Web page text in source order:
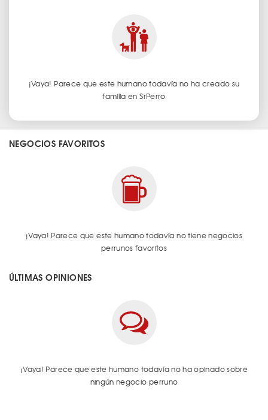
¡Vaya! Parece que este humano todavía no ha creado su
familia en SrPerro
NEGOCIOS FAVORITOS
¡Vaya! Parece que este humano todavía no tiene negocios
perrunos favoritos
ÚLTIMAS OPINIONES
¡Vaya! Parece que este humano todavía no ha opinado sobre
ningún negocio perruno